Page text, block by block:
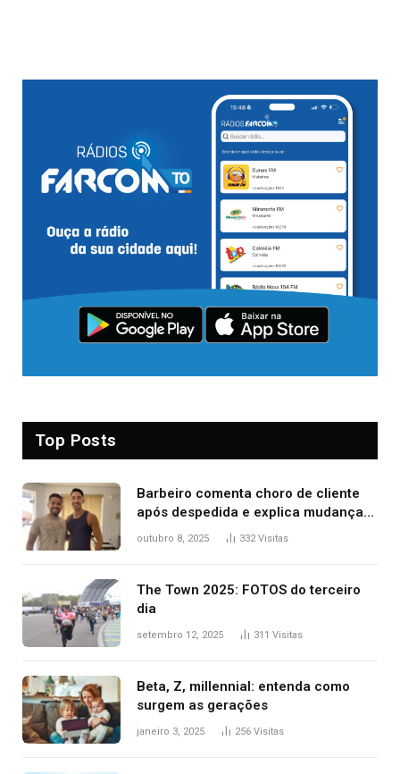
Top Posts
Barbeiro comenta choro de cliente
após despedida e explica mudança
para o TO: ‘Não esperava atingir
outubro 8, 2025 332Visitas
The Town 2025: FOTOS do terceiro
dia
setembro 12, 2025 311 Visitas
Beta, Z, millennial: entenda como
surgem as gerações
janeiro 3, 2025 256 Visitas